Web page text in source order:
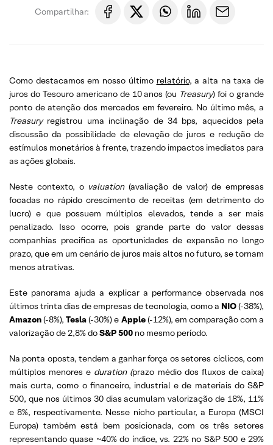
Compartilhar:
Como destacamos em nosso último relatório, a alta na taxa de
juros do Tesouro americano de 10 anos (ou Treasury) foi o grande
ponto de atenção dos mercados em fevereiro. No último mês, a
Treasury registrou uma inclinação de 34 bps, aquecidos pela
discussão da possibilidade de elevação de juros e redução de
estímulos monetários à frente, trazendo impactos imediatos para
as ações globais.
Neste contexto, o valuation(avaliação de valor) de empresas
focadas no rápido crescimento de receitas (em detrimento do
lucro) e que possuem múltiplos elevados, tende a ser mais
penalizado. Isso ocorre, pois grande parte do valor dessas
companhias precifica as oportunidades de expansão no longo
prazo, que em um cenário de juros mais altos no futuro, se tornam
menos atrativas.
Este panorama ajuda a explicar a performance observada nos
últimos trinta dias de empresas de tecnologia, como a NIO(-38%),
Amazon(-8%),Tesla(-30%) e Apple(-12%), em comparação com a
valorização de 2,8% doS&P 500 no mesmo período.
Na ponta oposta, tendem a ganhar força os setores cíclicos, com
múltiplos menores e duration (prazo médio dos fluxos de caixa)
mais curta, como o financeiro, industrial e de materiais do S&P
500, que nos últimos 30 dias acumulam valorização de 18%, 11%
e 8%, respectivamente. Nesse nicho particular, a Europa (MSCI
Europa) também está bem posicionada, com os três setores
representando quase ~40% do índice, vs. 22% no S&P 500 e 29%